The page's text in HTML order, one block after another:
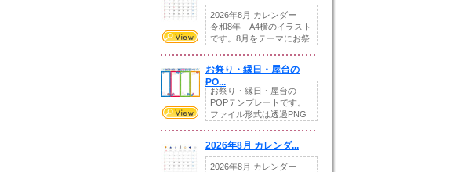
2026年8月 カレンダー
令和8年 A4横のイラスト
です。8月をテーマにお祭
お祭り・縁日・屋台の
PO...
お祭り・縁日・屋台の
POPテンプレートです。
ファイル形式は透過PNG
2026年8月 カレンダ...
2026年8月 カレンダー